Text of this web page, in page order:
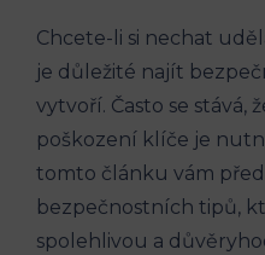
Chcete-li si nechat
je‌ důležité najít
vytvoří. Často se stává,
⁣poškození klíče je
tomto článku vám
bezpečnostních tipů,
spolehlivou a